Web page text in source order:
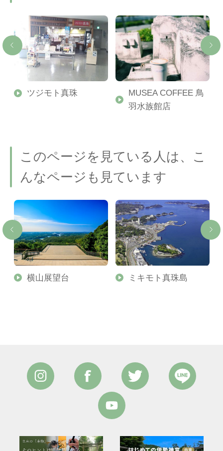
ツジモト真珠
MUSEA COFFEE 鳥
羽水族館店
このページを見ている人は、こ
んなページも見ています
横山展望台 ミキモト真珠島